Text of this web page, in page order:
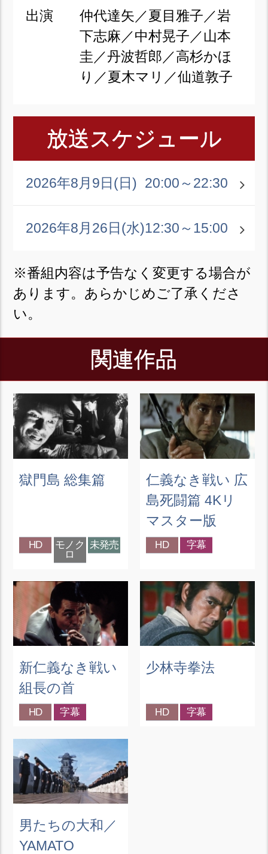
出演
仲代達矢／夏目雅子／岩
下志麻／中村晃子／山本
圭／丹波哲郎／高杉かほ
り／夏木マリ／仙道敦子
放送スケジュール
2026年8月9日(日) 20:00～22:30
2026年8月26日(水)12:30～15:00
※番組内容は予告なく変更する場合が
あります。あらかじめご了承くださ
い。
関連作品
獄門島 総集篇
HD
モノク
ロ
未発売
仁義なき戦い 広
島死闘篇 4Kリ
マスター版
HD 字幕
新仁義なき戦い
組長の首
HD 字幕
少林寺拳法
HD 字幕
男たちの大和／
YAMATO